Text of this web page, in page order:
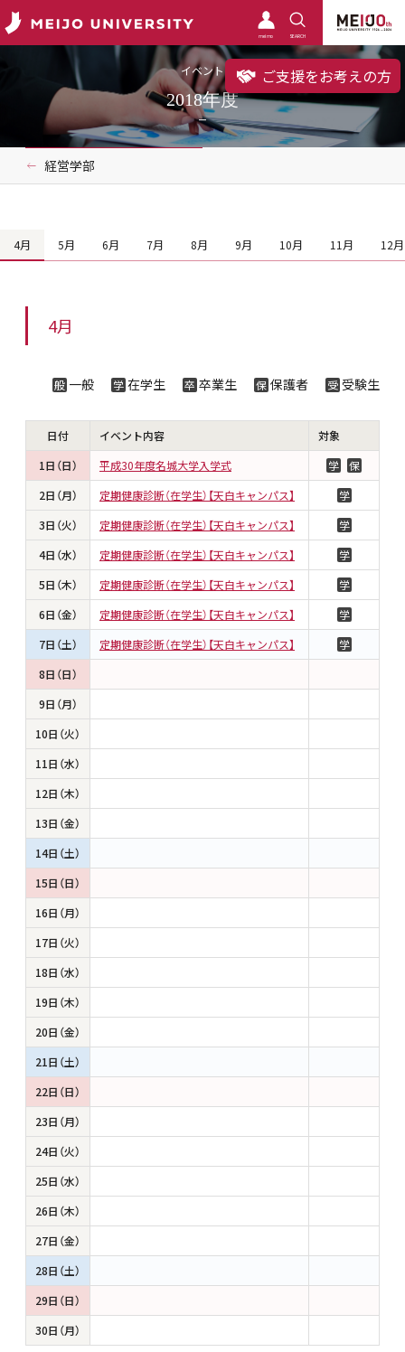
meimo SEARCH
ご支援をお考えの方
イベント
2018年度
経営学部
4月 5月 6月 7月 8月 9月 10月 11月 12月
4月
般 一般 学 在学生 卒 卒業生 保 保護者 受 受験生
日付 イベント内容
対象
1日（日）
平成30年度名城大学入学式 学
保
2日（月）
定期健康診断（在学生）【天白キャンパス】
学
3日（火）
定期健康診断（在学生）【天白キャンパス】
学
4日（水）
定期健康診断（在学生）【天白キャンパス】
学
5日（木）
定期健康診断（在学生）【天白キャンパス】
学
6日（金）
定期健康診断（在学生）【天白キャンパス】
学
7日（土）
定期健康診断（在学生）【天白キャンパス】
学
8日（日）
9日（月）
10日（火）
11日（水）
12日（木）
13日（金）
14日（土）
15日（日）
16日（月）
17日（火）
18日（水）
19日（木）
20日（金）
21日（土）
22日（日）
23日（月）
24日（火）
25日（水）
26日（木）
27日（金）
28日（土）
29日（日）
30日（月）